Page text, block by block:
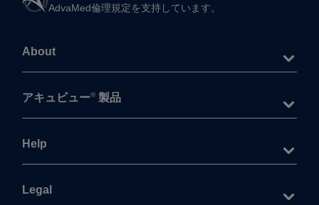
AdvaMed倫理規定を​支持しています。
About
アキュビュー® 製品
Help
Legal